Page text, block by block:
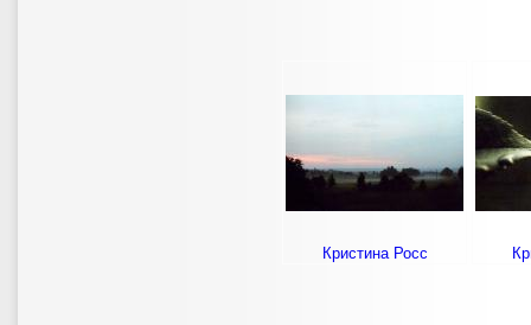
Кристина Росс